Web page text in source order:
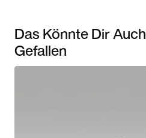
Das Könnte Dir Auch
Gefallen